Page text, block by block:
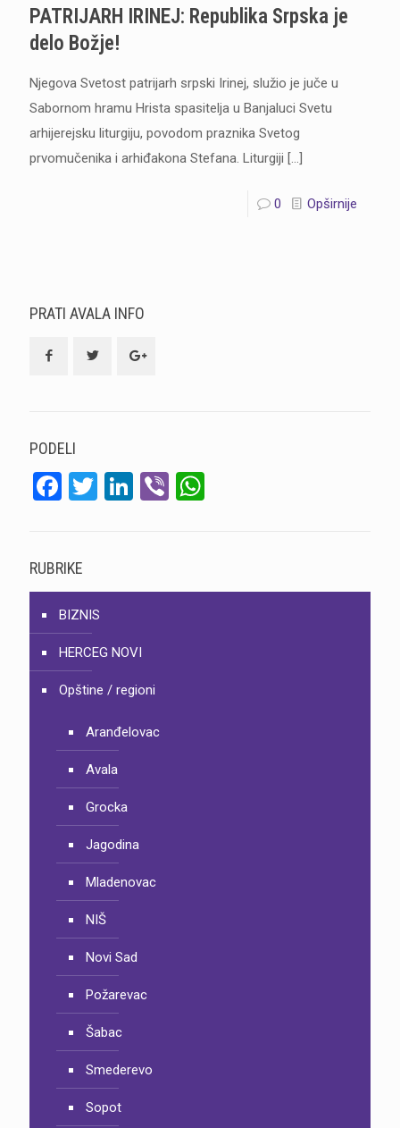
PATRIJARH IRINEJ: Republika Srpska je
delo Božje!
Njegova Svetost patrijarh srpski Irinej, služio je juče u
Sabornom hramu Hrista spasitelja u Banjaluci Svetu
arhijerejsku liturgiju, povodom praznika Svetog
prvomučenika i arhiđakona Stefana. Liturgiji […]
0 Opširnije
PRATI AVALA INFO
PODELI
Facebook
Twitter
LinkedIn
Viber
RUBRIKE
BIZNIS
HERCEG NOVI
Opštine / regioni
Aranđelovac
Avala
Grocka
Jagodina
Mladenovac
NIŠ
Novi Sad
Požarevac
Šabac
Smederevo
Sopot